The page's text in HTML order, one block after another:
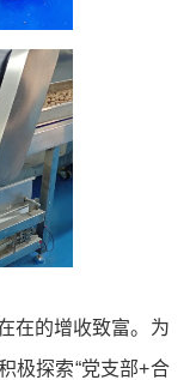
在的增收致富。为
极探索“党支部+合